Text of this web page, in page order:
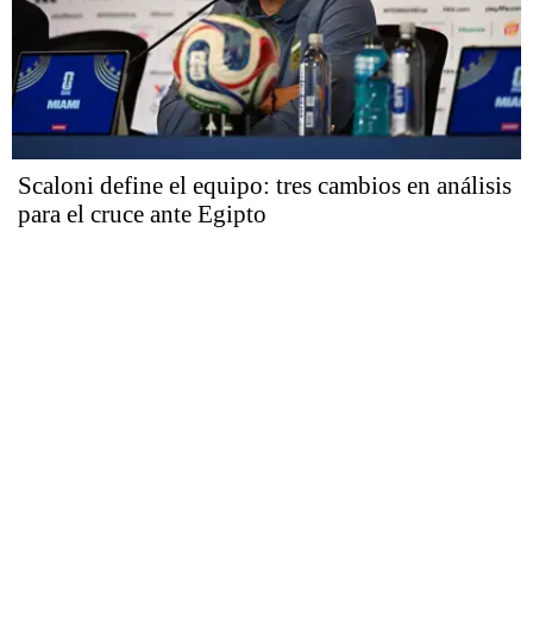
Scaloni define el equipo: tres cambios en análisis
para el cruce ante Egipto